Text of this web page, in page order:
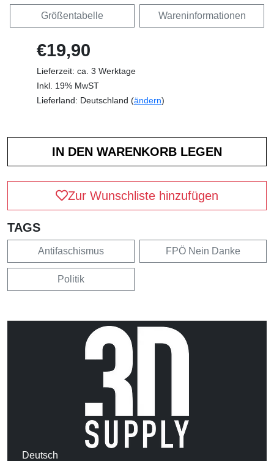
Größentabelle Wareninformationen
€19,90
Lieferzeit: ca. 3 Werktage
Inkl. 19% MwST
Lieferland: Deutschland (ändern)
Zur Wunschliste hinzufügen
TAGS
Antifaschismus FPÖ Nein Danke
Politik
Deutsch